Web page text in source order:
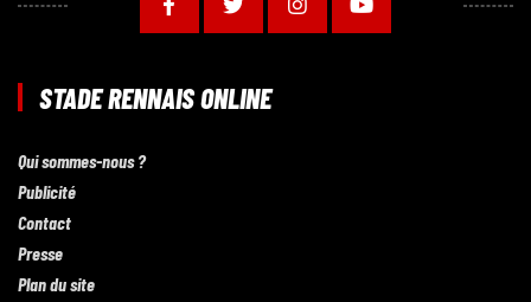
STADE RENNAIS ONLINE
Qui sommes-nous ?
Publicité
Contact
Presse
Plan du site